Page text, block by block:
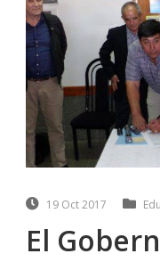
19 Oct 2017
El